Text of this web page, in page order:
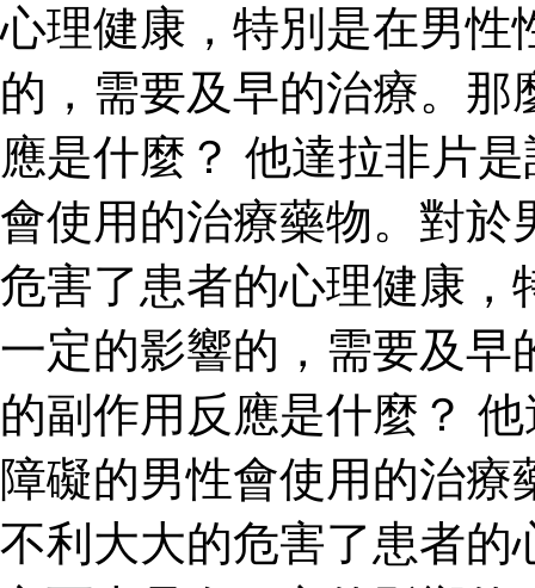
心理健康，特別是在男性
的，需要及早的治療。
應是什麼？ 他達拉非片
會使用的治療藥物。對於
危害了患者的心理健康，
一定的影響的，需要及早
的副作用反應是什麼？
障礙的男性會使用的治
不利大大的危害了患者的